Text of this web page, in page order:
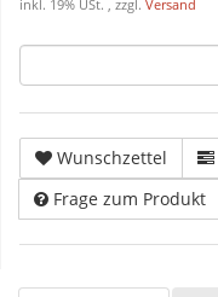
inkl. 19% USt. , zzgl. Versand
Wunschzettel
Frage zum Produkt